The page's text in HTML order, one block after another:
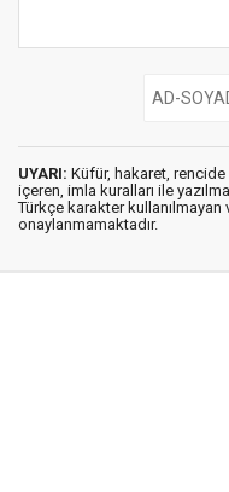
UYARI: Küfür, hakaret, rencide
içeren, imla kuralları ile
Türkçe karakter kullanılmayan
onaylanmamaktadır.